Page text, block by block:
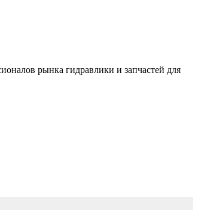
рынка гидравлики и запчастей для